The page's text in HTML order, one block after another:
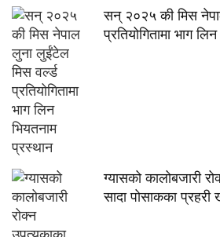
सन् २०२५ की मिस
प्रतियोगितामा भाग
ग्यासको कालोबजारी
सादा पोसाकका प्रहरी